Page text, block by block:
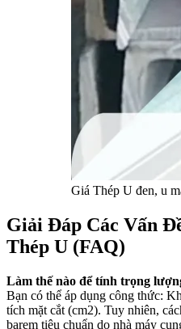
Giá Thép U đen, u
Giải Đáp Các Vấn
Thép U (FAQ)
Làm thế nào để tính trọng
Bạn có thể áp dụng công thức:
tích mặt cắt (cm2). Tuy nhiên,
barem tiêu chuẩn do nhà máy